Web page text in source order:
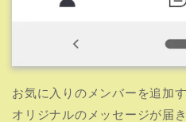
お気に入りのメンバーを追加
オリジナルのメッセージが届